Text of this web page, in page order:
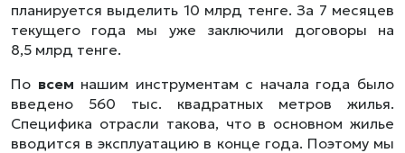
планируется выделить 10 млрд тенге. За 7 месяцев
текущего года мы уже заключили договоры на
8,5 млрд тенге.
По всем нашим инструментам с начала года было
введено 560 тыс. квадратных метров жилья.
Специфика отрасли такова, что в основном жилье
вводится в эксплуатацию в конце года. Поэтому мы